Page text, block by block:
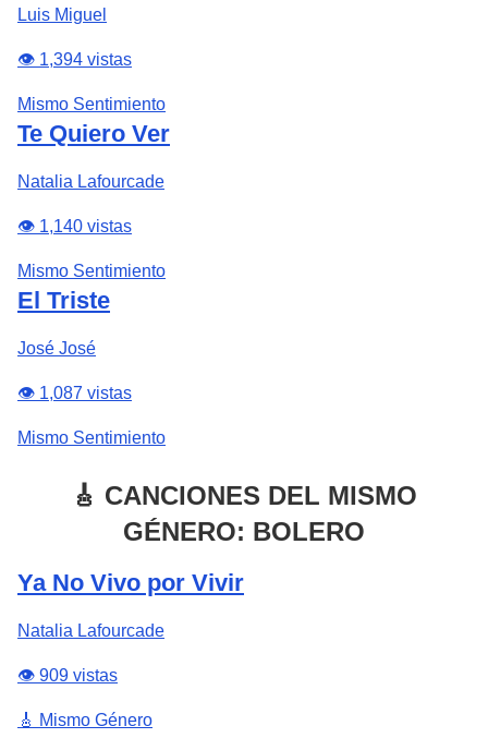
Luis Miguel
👁️ 1,394 vistas
Mismo Sentimiento
Te Quiero Ver
Natalia Lafourcade
👁️ 1,140 vistas
Mismo Sentimiento
El Triste
José José
👁️ 1,087 vistas
Mismo Sentimiento
🎸 CANCIONES DEL MISMO
GÉNERO: BOLERO
Ya No Vivo por Vivir
Natalia Lafourcade
👁️ 909 vistas
🎸 Mismo Género